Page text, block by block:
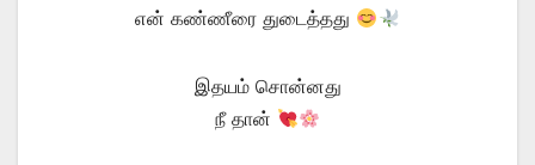
என் கண்ணீரை துடைத்தது
இதயம் சொன்னது
நீ தான்